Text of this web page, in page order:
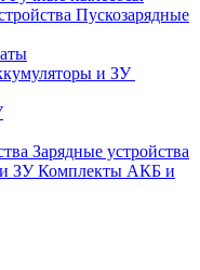
Пускозарядные
и ЗУ
Зарядные устройства
Комплекты АКБ и